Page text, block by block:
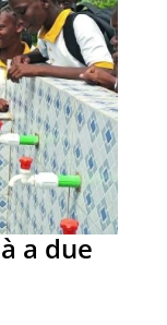
a due